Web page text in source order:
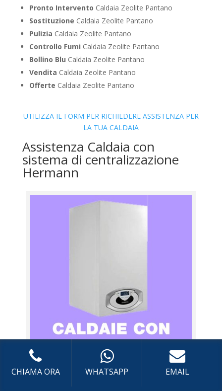
Pronto Intervento Caldaia Zeolite Pantano
Sostituzione Caldaia Zeolite Pantano
Pulizia Caldaia Zeolite Pantano
Controllo Fumi Caldaia Zeolite Pantano
Bollino Blu Caldaia Zeolite Pantano
Vendita Caldaia Zeolite Pantano
Offerte Caldaia Zeolite Pantano
UTILIZZA IL FORM PER RICHIEDERE ASSISTENZA PER
LA TUA CALDAIA
Assistenza Caldaia con
sistema di centralizzazione
Hermann
Caldaie Hermann Pantano – Assistenza Caldaia con
sistema di centralizzazione a Roma
CHIAMA ORA WHATSAPP EMAIL